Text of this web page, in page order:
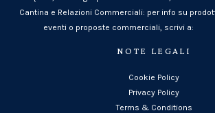
Cantina e Relazioni Commerciali: per info su
eventi o proposte commerciali, scrivi a:
NOTE LEGALI
Cookie Policy
Privacy Policy
Terms & Conditions